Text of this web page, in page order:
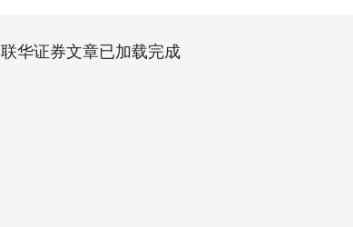
联华证券文章已加载完成